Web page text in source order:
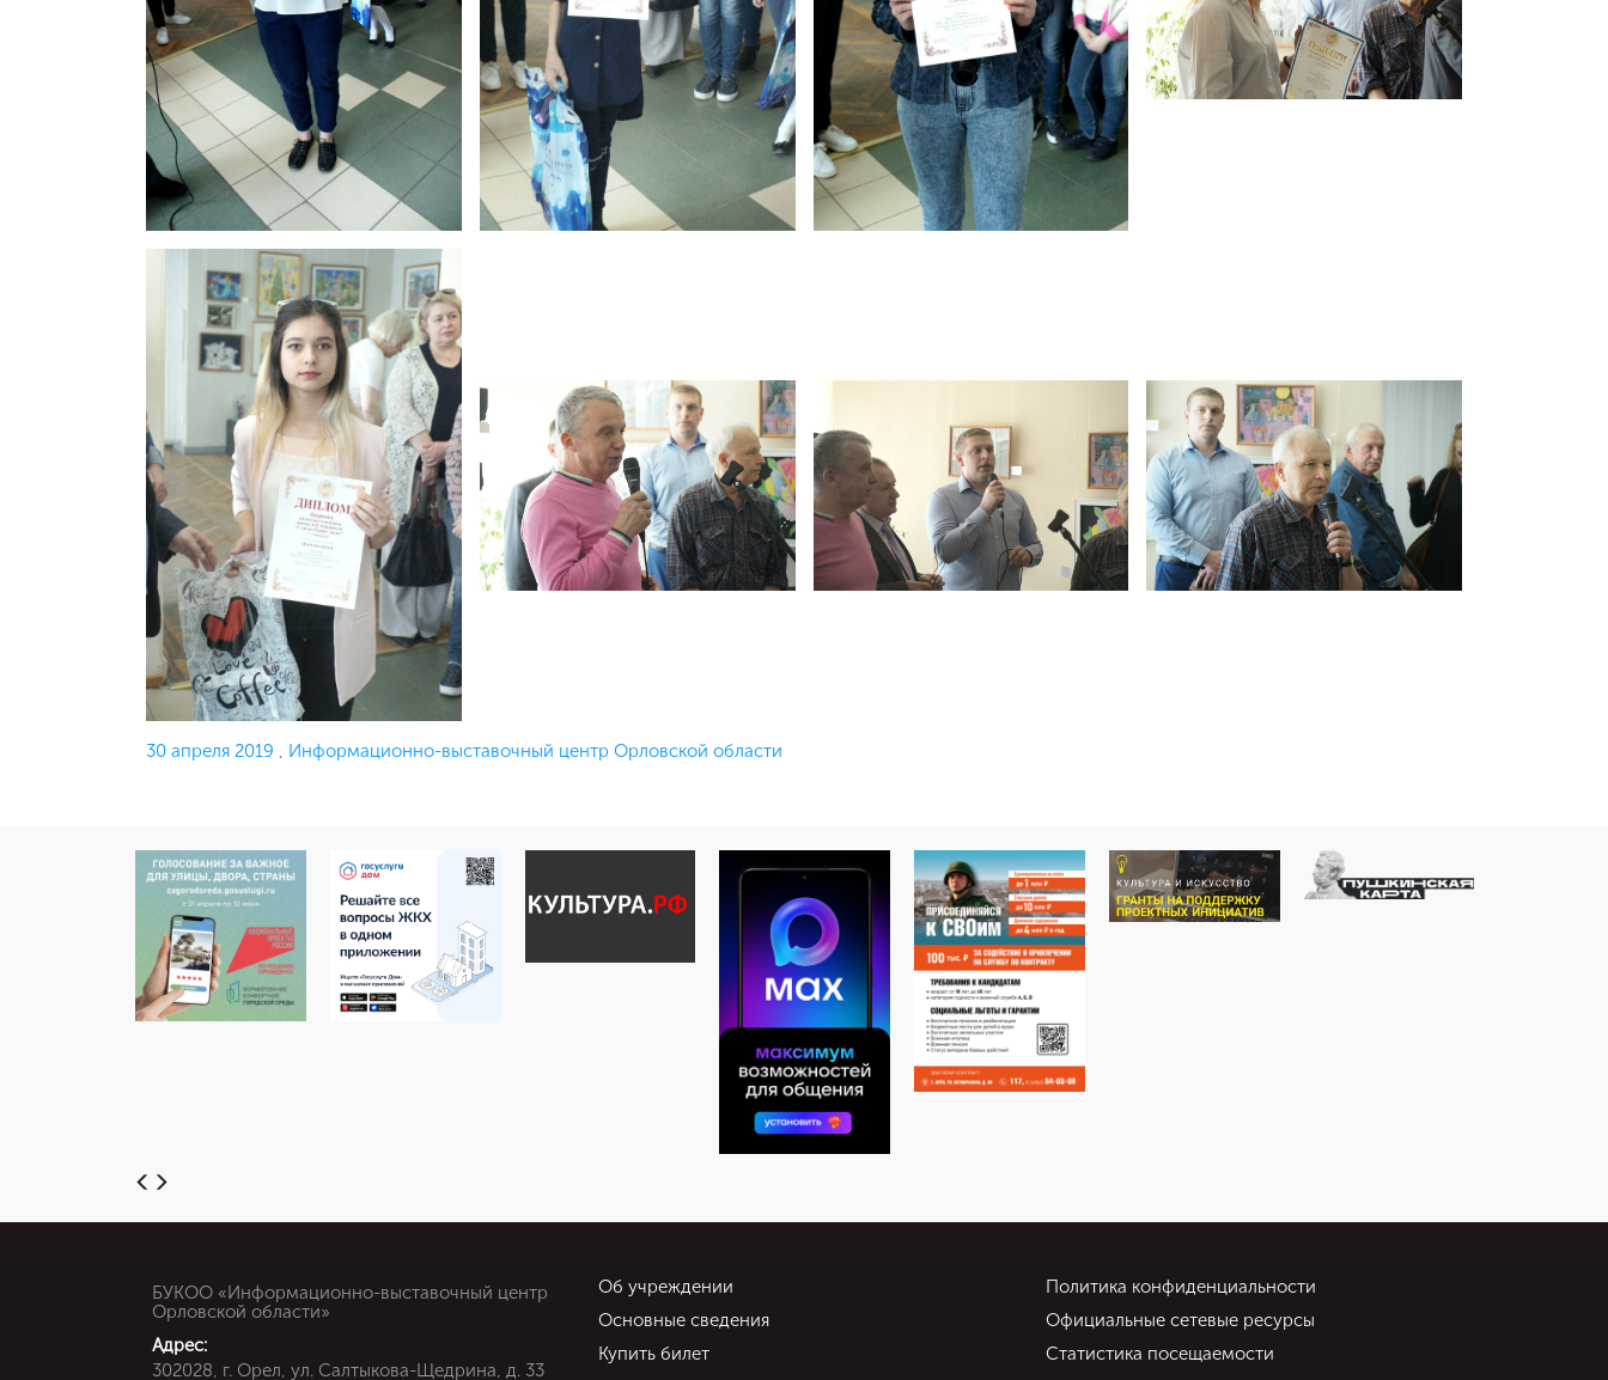
Опубликовано
30 апреля 2019 , Информационно-выставочный центр Орловской области
БУКОО «Информационно-выставочный центр
Орловской области»
Адрес:
302028, г. Орел, ул. Салтыкова-Щедрина, д. 33
Об учреждении
Основные сведения
Купить билет
Политика конфиденциальности
Официальные сетевые ресурсы
Статистика посещаемости